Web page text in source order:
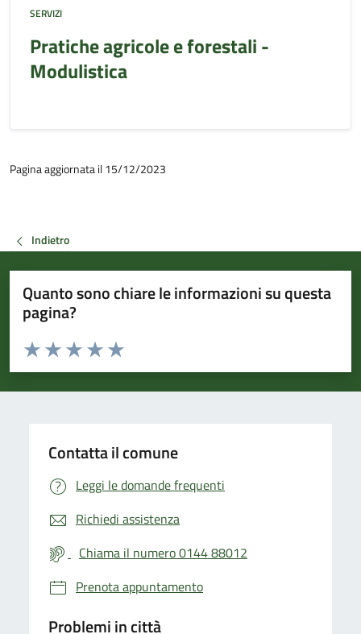
SERVIZI
Pratiche agricole e forestali -
Modulistica
Pagina aggiornata il 15/12/2023
Indietro
Quanto sono chiare le informazioni su questa
pagina?
Valuta da 1 a 5 stelle la pagina
Valuta 5 stelle su 5
Valuta 4 stelle su 5
Valuta 3 stelle su 5
Valuta 2 stelle su 5
Valuta 1 stelle su 5
Contatta il comune
Leggi le domande frequenti
Richiedi assistenza
Chiama il numero 0144 88012
Prenota appuntamento
Problemi in città